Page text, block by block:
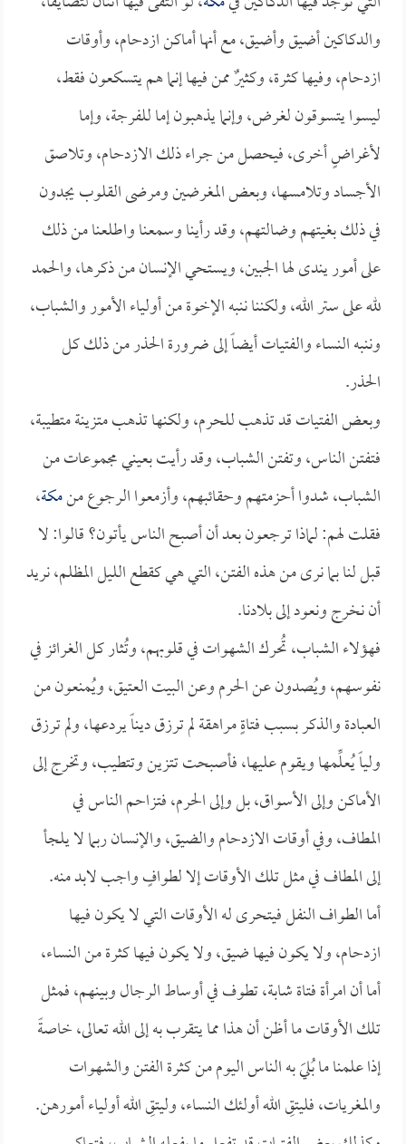
والدكاكين أضيق وأضيق، مع أنها أماكن ازدحام، وأوقات
ازدحام، وفيها كثرة، وكثيرٌ ممن فيها إنما هم يتسكعون فقط،
ليسوا يتسوقون لغرض، وإنما يذهبون إما للفرجة، وإما
لأغراضٍ أخرى، فيحصل من جراء ذلك الازدحام، وتلاصق
الأجساد وتلامسها، وبعض المغرضين ومرضى القلوب يجدون
في ذلك بغيتهم وضالتهم، وقد رأينا وسمعنا واطلعنا من ذلك
على أمور يندى لها الجبين، ويستحي الإنسان من ذكرها، والحمد
لله على ستر الله، ولكننا ننبه الإخوة من أولياء الأمور والشباب،
وننبه النساء والفتيات أيضاً إلى ضرورة الحذر من ذلك كل
الحذر.
وبعض الفتيات قد تذهب للحرم، ولكنها تذهب متزينة متطيبة،
فتفتن الناس، وتفتن الشباب، وقد رأيت بعيني مجموعات من
الشباب، شدوا أحزمتهم وحقائبهم، وأزمعوا الرجوع منمكة،
فقلت لهم: لماذا ترجعون بعد أن أصبح الناس يأتون؟ قالوا: لا
قبل لنا بما نرى من هذه الفتن، التي هي كقطع الليل المظلم، نريد
أن نخرج ونعود إلى بلادنا.
فهؤلاء الشباب، تُحرك الشهوات في قلوبهم، وتُثار كل الغرائز في
نفوسهم، ويُصدون عن الحرم وعن البيت العتيق، ويُمنعون من
العبادة والذكر بسبب فتاةٍ مراهقة لم ترزق ديناً يردعها، ولم ترزق
ولياً يُعلِّمها ويقوم عليها، فأصبحت تتزين وتتطيب، وتخرج إلى
الأماكن وإلى الأسواق، بل وإلى الحرم، فتزاحم الناس في
المطاف، وفي أوقات الازدحام والضيق، والإنسان ربما لا يلجأ
إلى المطاف في مثل تلك الأوقات إلا لطوافٍ واجب لابد منه.
أما الطواف النفل فيتحرى له الأوقات التي لا يكون فيها
ازدحام، ولا يكون فيها ضيق، ولا يكون فيها كثرة من النساء،
أما أن امرأة فتاة شابة، تطوف في أوساط الرجال وبينهم، فمثل
تلك الأوقات ما أظن أن هذا مما يتقرب به إلى الله تعالى، خاصةً
إذا علمنا ما بُليَ به الناس اليوم من كثرة الفتن والشهوات
والمغريات، فليتقِ الله أولئك النساء، وليتقِ الله أولياء أمورهن.